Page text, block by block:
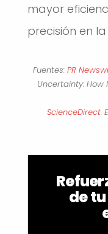
mayor
precisión en
Fuentes:PR
Uncertainty:
ScienceDirect.
de